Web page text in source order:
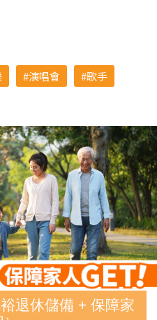
演唱會 歌手
退休儲備 + 保障家